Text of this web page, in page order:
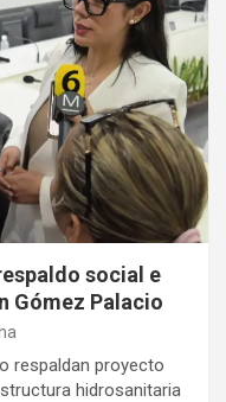
social e
Gómez Palacio
respaldan proyecto
hidrosanitaria